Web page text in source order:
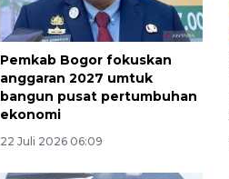
Pemkab Bogor fokuskan
anggaran 2027 umtuk
bangun pusat pertumbuhan
ekonomi
22 Juli 2026 06:09